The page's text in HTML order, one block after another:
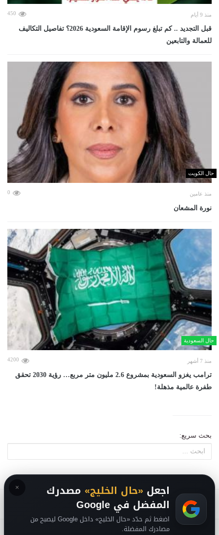
منذ 9 أيام 450
قبل التجديد .. كم تبلغ رسوم الإقامة السعودية 2026؟ تفاصيل التكاليف
للعمالة والتابعين
حال الكويت
منذ عامين 0
نورة المشعان
حال السعودية
منذ 7 أشهر 4200
ترامب يغزو السعودية بمشروع 2.6 مليون متر مربع… رؤية 2030 تحقق
طفرة عالمية مذهلة!
بحث سريع:
سياسة الخصوصية-حقوق الملكية الفكرية DMCA
× اجعل «حال الخليج» مصدرك
المفضل في Google
اضغط ثم حدّد «حال الخليج» داخل Google ليصبح من
مصادرك المفضلة.